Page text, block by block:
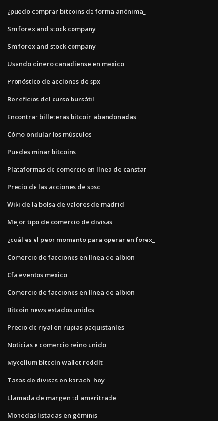
¿puedo comprar bitcoins de forma anónima_
Sm forex and stock company
Sm forex and stock company
Usando dinero canadiense en mexico
Pronóstico de acciones de spx
Beneficios del curso bursátil
Encontrar billeteras bitcoin abandonadas
Cómo ondular los músculos
Puedes minar bitcoins
Plataformas de comercio en línea de canstar
Precio de las acciones de spsc
Wiki de la bolsa de valores de madrid
Mejor tipo de comercio de divisas
¿cuál es el peor momento para operar en forex_
Comercio de facciones en línea de albion
Cfa eventos mexico
Comercio de facciones en línea de albion
Bitcoin news estados unidos
Precio de riyal en rupias paquistaníes
Noticias e comercio reino unido
Mycelium bitcoin wallet reddit
Tasas de divisas en karachi hoy
Llamada de margen td ameritrade
Monedas listadas en géminis